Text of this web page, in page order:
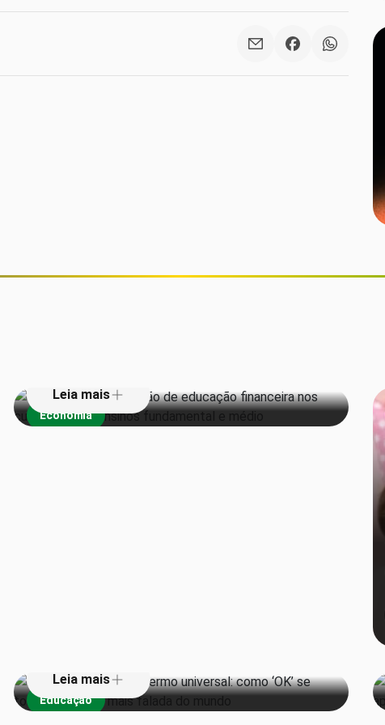
Economia
Leia mais
Educação
Leia mais